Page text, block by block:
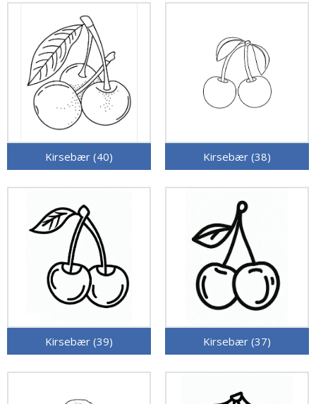
Kirsebær (40) Kirsebær (38)
Kirsebær (39) Kirsebær (37)